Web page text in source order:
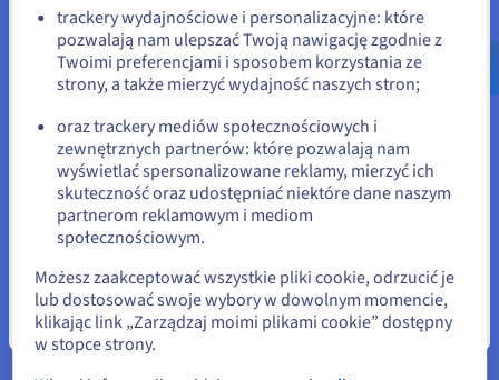
Skorzystaj z zasilenia1000 PLNi utwórz pierwszy projekt
Public Cloud
Zacznij teraz
Dokumentacja
Pierwsze kroki
Kompletne wdrożenie w ciągu godziny
Go to Stany Zjednoczone website
us.ovhcloud.com/
Angielski USD - $
lub
Pozostań na bieżącej stronie
Wybierz inną stronę
Zamknij
trackery wydajnościowe i personalizacyjne: które
pozwalają nam ulepszać Twoją nawigację zgodnie z
Twoimi preferencjami i sposobem korzystania ze
strony, a także mierzyć wydajność naszych stron;
oraz trackery mediów społecznościowych i
zewnętrznych partnerów: które pozwalają nam
wyświetlać spersonalizowane reklamy, mierzyć ich
skuteczność oraz udostępniać niektóre dane naszym
partnerom reklamowym i mediom
społecznościowym.
Możesz zaakceptować wszystkie pliki cookie, odrzucić je
lub dostosować swoje wybory w dowolnym momencie,
klikając link „Zarządzaj moimi plikami cookie” dostępny
w stopce strony.